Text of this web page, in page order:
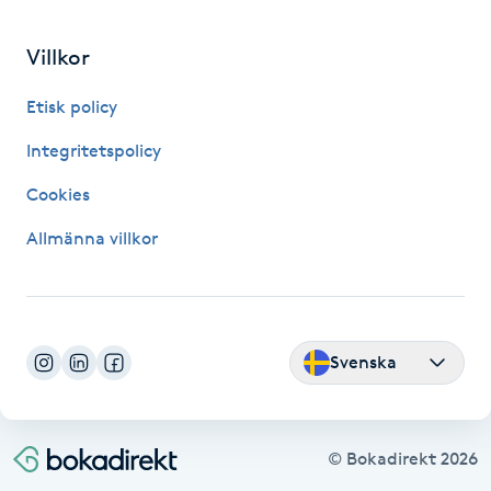
G
Gel naglar
Gellack
Gellack med förstärkning
Gravidmassage
Gravidyoga
Gruppträning
Villkor
Etisk policy
Integritetspolicy
Cookies
Allmänna villkor
Svenska
© Bokadirekt 2026